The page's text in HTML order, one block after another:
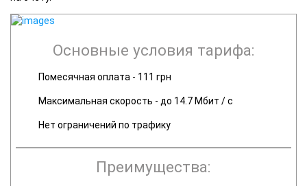
Основные условия тарифа:
Помесячная оплата - 111 грн
Максимальная скорость - до 14.7 Мбит / с
Нет ограничений по трафику
Преимущества: